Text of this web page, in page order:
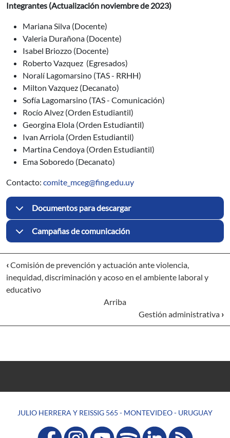
Integrantes (Actualización noviembre de 2023)
Mariana Silva (Docente)
Valeria Durañona (Docente)
Isabel Briozzo (Docente)
Roberto Vazquez (Egresados)
Noralí Lagomarsino (TAS - RRHH)
Milton Vazquez (Decanato)
Sofía Lagomarsino (TAS - Comunicación)
Rocío Alvez (Orden Estudiantil)
Georgina Elola (Orden Estudiantil)
Ivan Arriola (Orden Estudiantil)
Martina Cendoya (Orden Estudiantil)
Ema Soboredo (Decanato)
Contacto: comite_mceg@fing.edu.uy
Documentos para descargar
Campañas de comunicación
‹Comisión de prevención y actuación ante violencia,
inequidad, discriminación y acoso en el ambiente laboral y
educativo
Arriba
Gestión administrativa ›
JULIO HERRERA Y REISSIG 565 - MONTEVIDEO - URUGUAY